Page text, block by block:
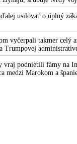
usilovať o úplný
vyčerpali takmer celý
Trumpovej
armády v
vraj podnietili fámy na
medzi Marokom a